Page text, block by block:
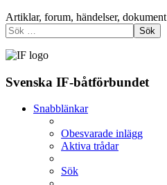
Artiklar, forum, händelser, dokument
Sök
Svenska IF-båtförbundet
Snabblänkar
Obesvarade inlägg
Aktiva trådar
Sök